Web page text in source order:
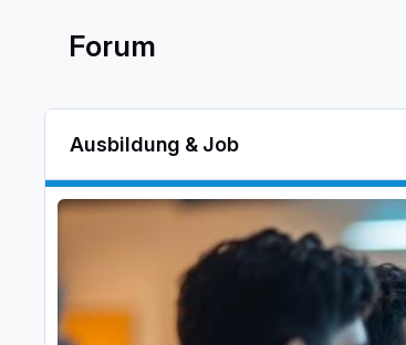
Forum
Ausbildung & Job
Ausbildung im IT-Bereich
Ausbildung im IT-Bereich